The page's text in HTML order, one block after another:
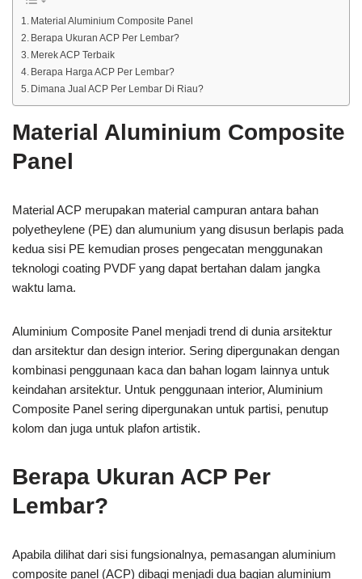
Material Aluminium Composite Panel
Berapa Ukuran ACP Per Lembar?
Merek ACP Terbaik
Berapa Harga ACP Per Lembar?
Dimana Jual ACP Per Lembar Di Riau?
Material Aluminium Composite
Panel
Material ACP merupakan material campuran antara bahan
polyetheylene (PE) dan alumunium yang disusun berlapis pada
kedua sisi PE kemudian proses pengecatan menggunakan
teknologi coating PVDF yang dapat bertahan dalam jangka
waktu lama.
Aluminium Composite Panel menjadi trend di dunia arsitektur
dan arsitektur dan design interior. Sering dipergunakan dengan
kombinasi penggunaan kaca dan bahan logam lainnya untuk
keindahan arsitektur. Untuk penggunaan interior, Aluminium
Composite Panel sering dipergunakan untuk partisi, penutup
kolom dan juga untuk plafon artistik.
Berapa Ukuran ACP Per
Lembar?
Apabila dilihat dari sisi fungsionalnya, pemasangan aluminium
composite panel (ACP) dibagi menjadi dua bagian aluminium